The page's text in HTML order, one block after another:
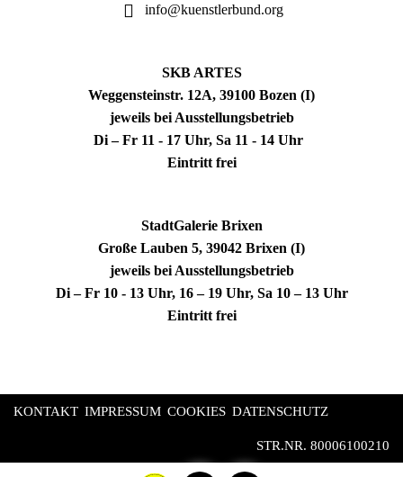
info@kuenstlerbund.org
SKB ARTES
Weggensteinstr. 12A, 39100 Bozen (I)
jeweils bei Ausstellungsbetrieb
Di – Fr 11 - 17 Uhr, Sa 11 - 14 Uhr
Eintritt frei
StadtGalerie Brixen
Große Lauben 5, 39042 Brixen (I)
jeweils bei Ausstellungsbetrieb
Di – Fr 10 - 13 Uhr, 16 – 19 Uhr, Sa 10 – 13 Uhr
Eintritt frei
KONTAKT IMPRESSUM COOKIES DATENSCHUTZ
STR.NR. 80006100210